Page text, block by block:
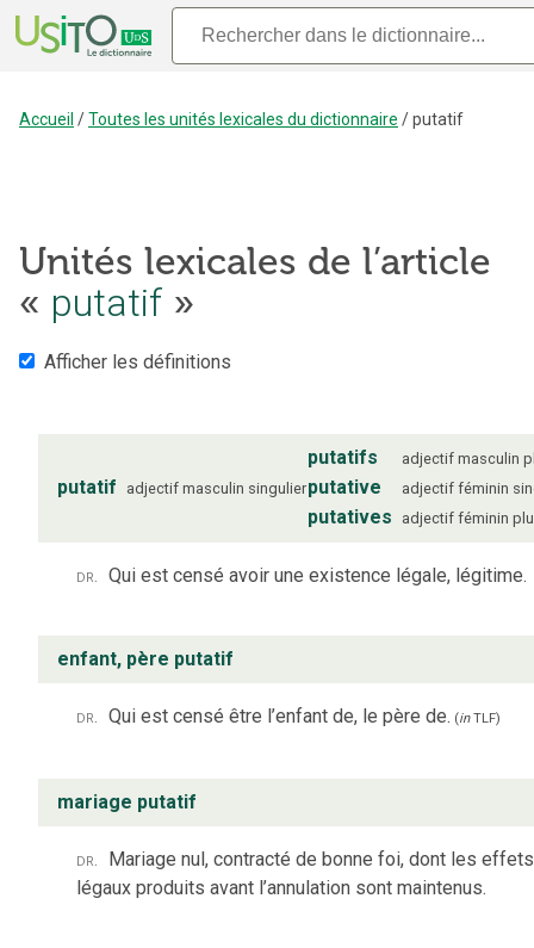
Accueil /Toutes les unités lexicales du dictionnaire /putatif
Unités lexicales de l’article
« putatif »
Afficher les définitions
putatif adjectif masculin singulier
putatifs adjectif masculin
putative adjectif féminin
putatives adjectif féminin
dr. Qui est censé avoir une existence légale, légitime.
enfant, père putatif
dr. Qui est censé être l’enfant de, le père de. (inTLF)
mariage putatif
dr. Mariage nul, contracté de bonne foi, dont les effets
légaux produits avant l’annulation sont maintenus.